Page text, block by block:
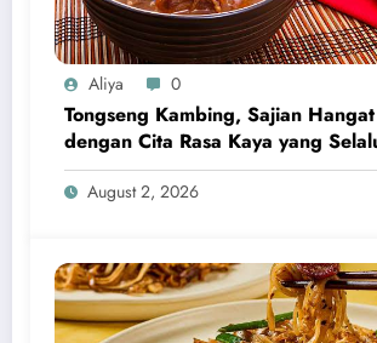
Aliya 0
Tongseng Kambing, Sajian Hangat
dengan Cita Rasa Kaya yang
Menggugah Selera
August 2, 2026